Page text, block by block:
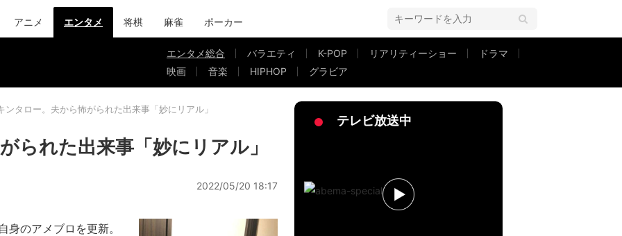
アニメ エンタメ 将棋 麻雀 ポーカー
エンタメ総合 バラエティ K-POP リアリティーショー
ドラマ
映画
音楽 HIPHOP グラビア
ンタロー。夫から怖がられた出来事「妙にリアル」
られた出来事「妙にリアル」
2022/05/20 18:17
のアメブロを更新。
テレビ放送中